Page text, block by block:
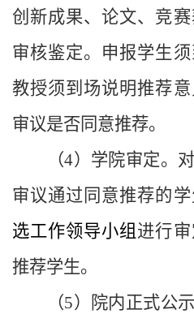
创新成果、论文、竞
审核鉴定。申报学生
教授须到场说明推荐
审议是否同意推荐。
（4）学院审定。
审议通过同意推荐的
选工作领导小组 进行
推荐学生。
（5）院内正式公